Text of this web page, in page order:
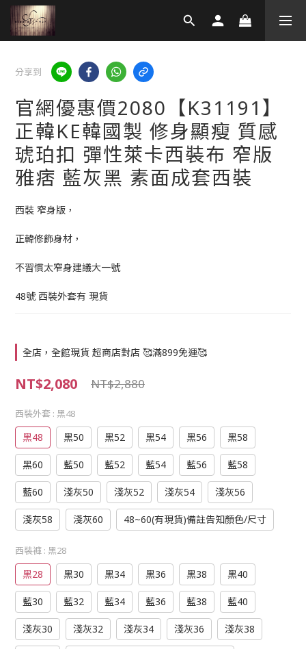
分享到
官網優惠價2080【K31191】
正韓KE韓國製 修身顯瘦 質感
琥珀扣 彈性萊卡西裝布 窄版
雅痞 藍灰黑 素面成套西裝
西裝 窄身版，
正韓修飾身材，
不習慣太窄身建議大一號
48號 西裝外套有 現貨
全店，全館現貨 超商店對店 🥰滿899免運🥰
NT$2,080 NT$2,880
西裝外套 : 黑48
黑48 黑50 黑52 黑54 黑56 黑58
黑60 藍50 藍52 藍54 藍56 藍58
藍60 淺灰50 淺灰52 淺灰54 淺灰56
淺灰58 淺灰60 48~60(有現貨)備註告知顏色/尺寸
西裝褲 : 黑28
黑28 黑30 黑34 黑36 黑38 黑40
藍30 藍32 藍34 藍36 藍38 藍40
淺灰30 淺灰32 淺灰34 淺灰36 淺灰38